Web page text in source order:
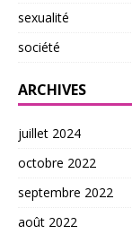
sexualité
société
ARCHIVES
juillet 2024
octobre 2022
septembre 2022
août 2022